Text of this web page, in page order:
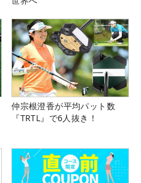
仲宗根澄香が平均パット数
『TRTL』で6人抜き！